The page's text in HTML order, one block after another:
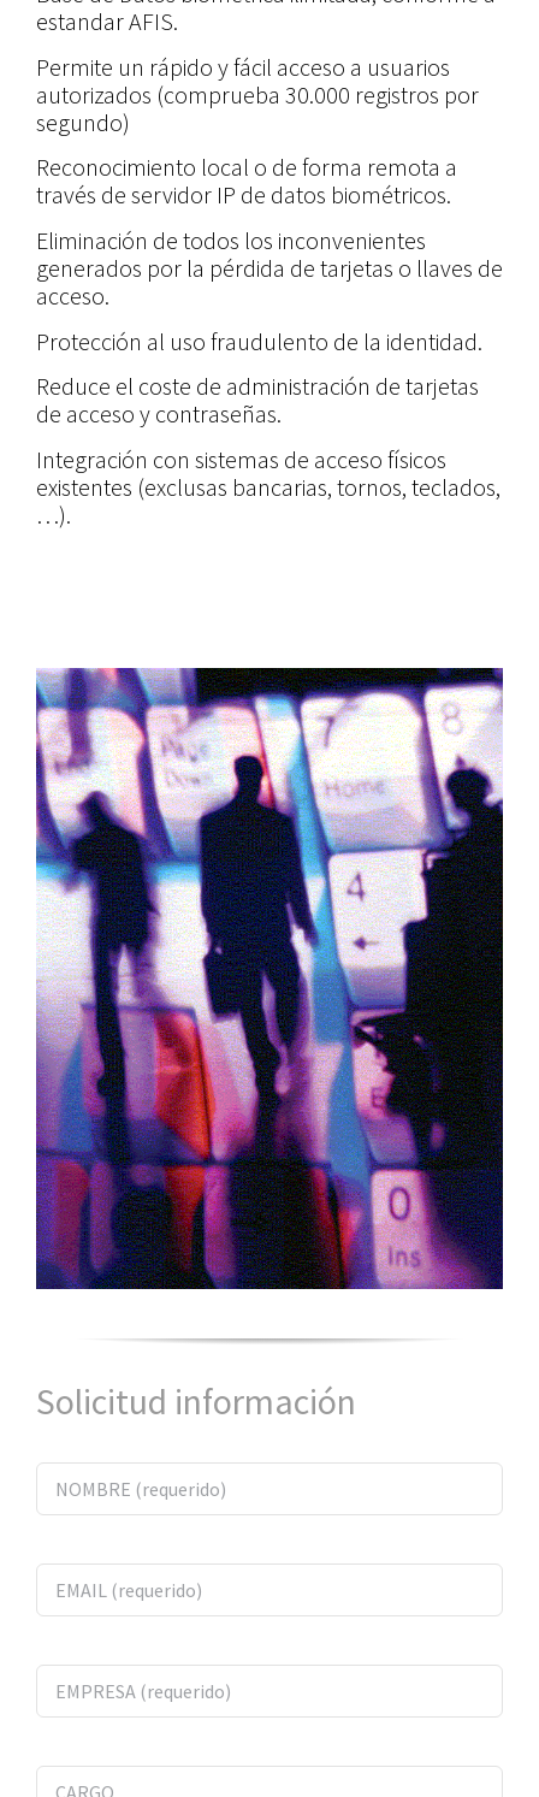
estandar AFIS.
Permite un rápido y fácil acceso a usuarios
autorizados (comprueba 30.000 registros por
segundo)
Reconocimiento local o de forma remota a
través de servidor IP de datos biométricos.
Eliminación de todos los inconvenientes
generados por la pérdida de tarjetas o llaves de
acceso.
Protección al uso fraudulento de la identidad.
Reduce el coste de administración de tarjetas
de acceso y contraseñas.
Integración con sistemas de acceso físicos
existentes (exclusas bancarias, tornos, teclados,
…).
Solicitud información